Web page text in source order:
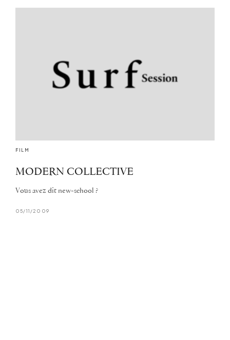
FILM
MODERN COLLECTIVE
Vous avez dit new-school ?
05/11/2009